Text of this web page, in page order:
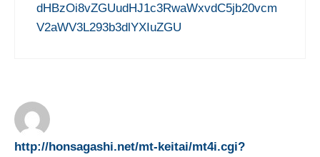
dHBzOi8vZGUudHJ1c3RwaWxvdC5jb20vcm
V2aWV3L293b3dlYXIuZGU
http://honsagashi.net/mt-keitai/mt4i.cgi?